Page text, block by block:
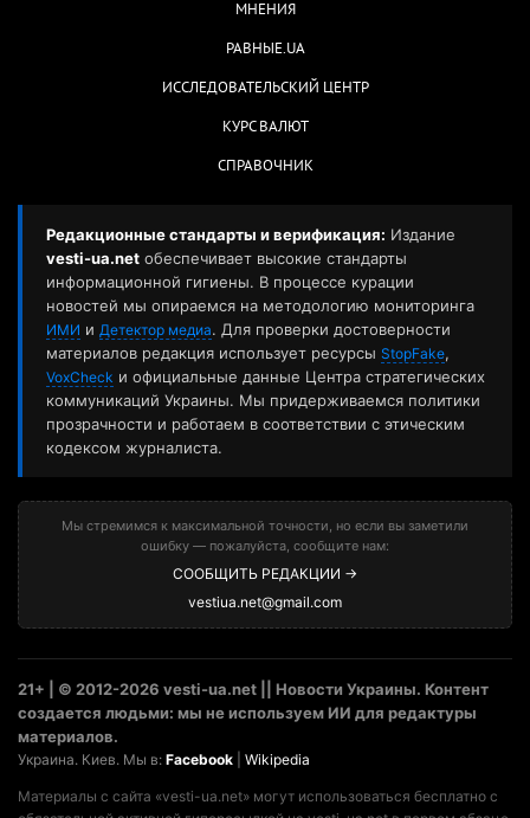
МНЕНИЯ
РАВНЫЕ.UA
ИССЛЕДОВАТЕЛЬСКИЙ ЦЕНТР
КУРС ВАЛЮТ
СПРАВОЧНИК
Редакционные стандарты и верификация: Издание
vesti-ua.net обеспечивает высокие стандарты
информационной гигиены. В процессе курации
новостей мы опираемся на методологию мониторинга
ИМИ и Детектор медиа. Для проверки достоверности
материалов редакция использует ресурсы StopFake,
VoxCheck и официальные данные Центра стратегических
коммуникаций Украины. Мы придерживаемся политики
прозрачности и работаем в соответствии с этическим
кодексом журналиста.
Мы стремимся к максимальной точности, но если вы заметили
ошибку — пожалуйста, сообщите нам:
СООБЩИТЬ РЕДАКЦИИ →
vestiua.net@gmail.com
21+ | © 2012-2026 vesti-ua.net || Новости Украины. Контент
создается людьми: мы не используем ИИ для редактуры
материалов.
Украина. Киев. Мы в: Facebook Wikipedia
Материалы с сайта «vesti-ua.net» могут использоваться бесплатно с